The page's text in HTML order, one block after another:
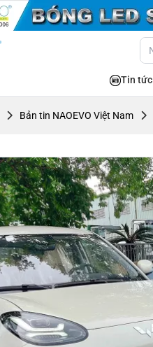
Tin tức
Bản tin NAOEVO Việt Nam